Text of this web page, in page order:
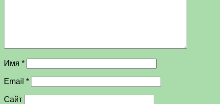
Имя *
Email *
Сайт